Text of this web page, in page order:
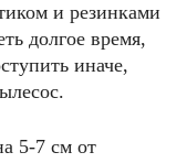
и резинками
долгое время,
иначе,
5-7 см от